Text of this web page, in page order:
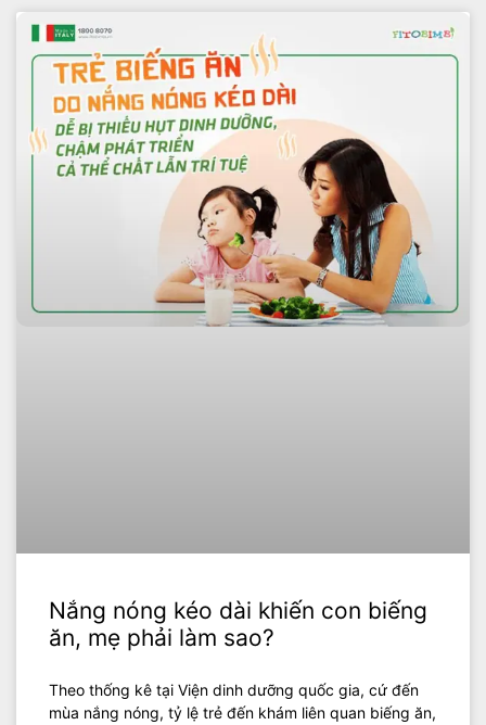
Nắng nóng kéo dài khiến con biếng
ăn, mẹ phải làm sao?
Theo thống kê tại Viện dinh dưỡng quốc gia, cứ đến
mùa nắng nóng, tỷ lệ trẻ đến khám liên quan biếng ăn,